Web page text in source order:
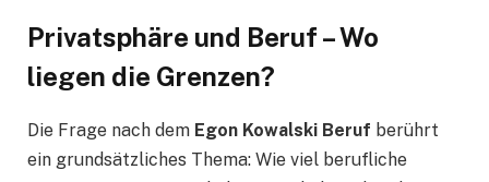
Privatsphäre und Beruf – Wo
liegen die Grenzen?
Die Frage nach dem Egon Kowalski Beruf berührt
ein grundsätzliches Thema: Wie viel berufliche